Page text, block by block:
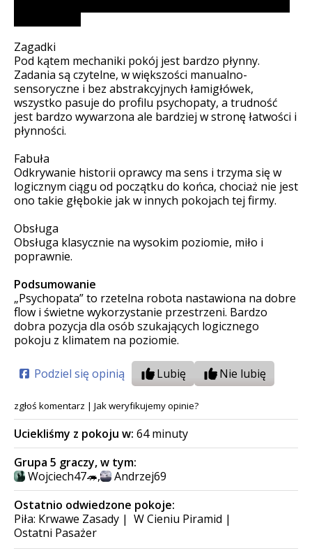
Zagadki
Pod kątem mechaniki pokój jest bardzo płynny.
Zadania są czytelne, w większości manualno-
sensoryczne i bez abstrakcyjnych łamigłówek,
wszystko pasuje do profilu psychopaty, a trudność
jest bardzo wywarzona ale bardziej w stronę łatwości i
płynności.
Fabuła
Odkrywanie historii oprawcy ma sens i trzyma się w
logicznym ciągu od początku do końca, chociaż nie jest
ono takie głębokie jak w innych pokojach tej firmy.
Obsługa
Obsługa klasycznie na wysokim poziomie, miło i
poprawnie.
Podsumowanie
„Psychopata” to rzetelna robota nastawiona na dobre
flow i świetne wykorzystanie przestrzeni. Bardzo
dobra pozycja dla osób szukających logicznego
pokoju z klimatem na poziomie.
Podziel się opinią Lubię Nie lubię
zgłoś komentarz | Jak weryfikujemy opinie?
Uciekliśmy z pokoju w: 64 minuty
Grupa 5 graczy, w tym:
Wojciech47🦔,
Andrzej69
Ostatnio odwiedzone pokoje:
Piła: Krwawe Zasady | W Cieniu Piramid |
Ostatni Pasażer